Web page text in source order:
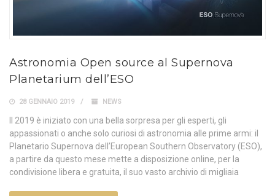
Astronomia Open source al Supernova
Planetarium dell’ESO
28 GENNAIO 2019 NEWS
Il 2019 è iniziato con una bella sorpresa per gli esperti, gli
appassionati o anche solo curiosi di astronomia alle prime armi: il
Planetario Supernova dell’European Southern Observatory (ESO),
a partire da questo mese mette a disposizione online, per la
condivisione libera e gratuita, il suo vasto archivio di migliaia